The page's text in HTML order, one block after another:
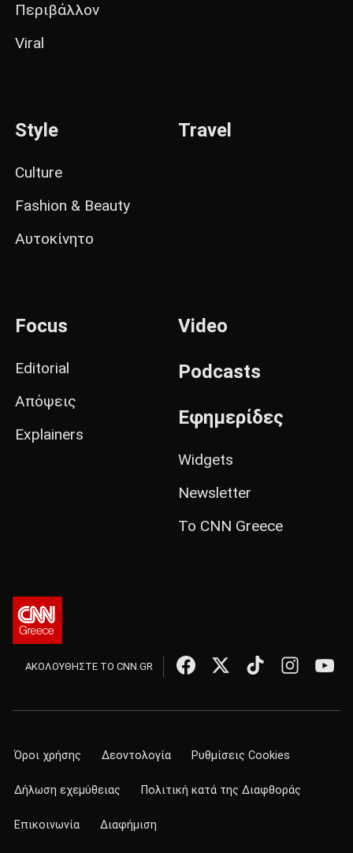
Περιβάλλον
Viral
Style
Culture
Fashion & Beauty
Αυτοκίνητο
Travel
Focus
Editorial
Απόψεις
Explainers
Video
Podcasts
Εφημερίδες
Widgets
Newsletter
Το CNN Greece
ΑΚΟΛΟΥΘΗΣΤΕ ΤΟ CNN.GR
Όροι χρήσης Δεοντολογία Ρυθμίσεις Cookies
Δήλωση εχεμύθειας Πολιτική κατά της Διαφθοράς
Επικοινωνία Διαφήμιση